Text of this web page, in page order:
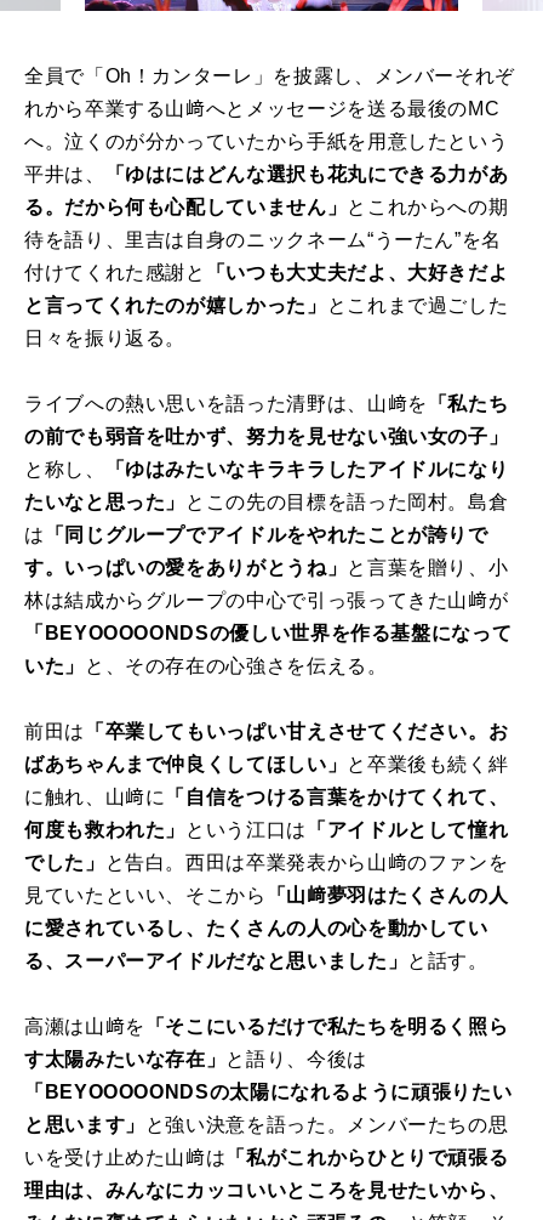
全員で「Oh！カンターレ」を披露し、メンバーそれぞ
れから卒業する山﨑へとメッセージを送る最後のMC
へ。泣くのが分かっていたから手紙を用意したという
平井は、
「ゆはにはどんな選択も花丸にできる力があ
る。だから何も心配していません」 とこれからへの期
待を語り、里吉は自身のニックネーム“うーたん”を名
付けてくれた感謝と
「いつも大丈夫だよ、大好きだよ
と言ってくれたのが嬉しかった」
とこれまで過ごした
日々を振り返る。
ライブへの熱い思いを語った清野は、山﨑を
「私たち
の前でも弱音を吐かず、努力を見せない強い女の子」
と称し、
「ゆはみたいなキラキラしたアイドルになり
たいなと思った」
とこの先の目標を語った岡村。島倉
は 「同じグループでアイドルをやれたことが誇りで
す。いっぱいの愛をありがとうね」 と言葉を贈り、小
林は結成からグループの中心で引っ張ってきた山﨑が
「BEYOOOOONDSの優しい世界を作る基盤になって
いた」
と、その存在の心強さを伝える。
前田は
「卒業してもいっぱい甘えさせてください。お
ばあちゃんまで仲良くしてほしい」 と卒業後も続く絆
に触れ、山﨑に
「自信をつける言葉をかけてくれて、
何度も救われた」
という江口は
「アイドルとして憧れ
でした」
と告白。西田は卒業発表から山﨑のファンを
見ていたといい、そこから
「山﨑夢羽はたくさんの人
に愛されているし、たくさんの人の心を動かしてい
る、スーパーアイドルだなと思いました」 と話す。
高瀬は山﨑を
「そこにいるだけで私たちを明るく照ら
す太陽みたいな存在」 と語り、今後は
「BEYOOOOONDSの太陽になれるように頑張りたい
と思います」
と強い決意を語った。メンバーたちの思
いを受け止めた山﨑は 「私がこれからひとりで頑張る
理由は、みんなにカッコいいところを見せたいから、